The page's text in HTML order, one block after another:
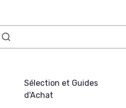
Sélection et Guides
d'Achat